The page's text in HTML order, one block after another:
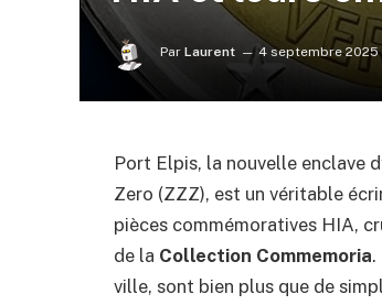
Par Laurent 4 septembre 2025
Port Elpis, la nouvelle enclave
Zero (ZZZ), est un véritable
pièces commémoratives HIA,
de la Collection Commemoria.
ville, sont bien plus que de